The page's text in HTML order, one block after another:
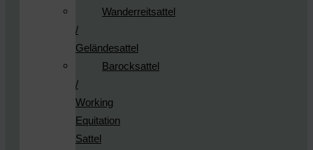
Wanderreitsattel
/
Geländesattel
Barocksattel
/
Working
Equitation
Sattel